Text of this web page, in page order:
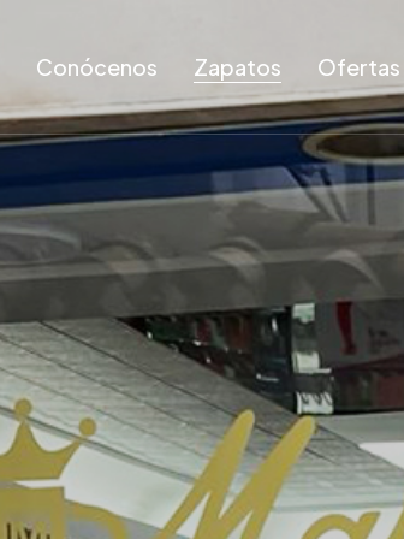
Conócenos Zapatos Ofertas